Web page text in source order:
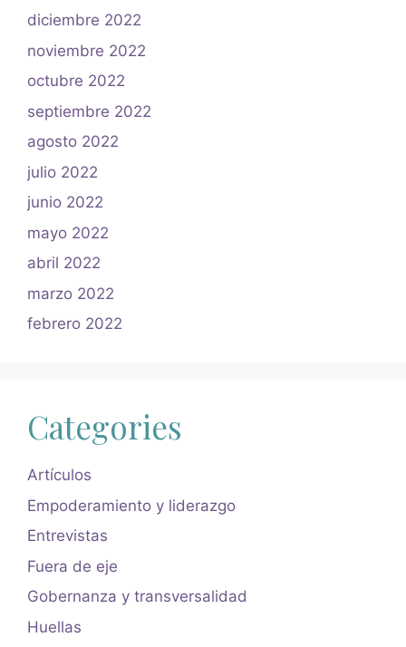
diciembre 2022
noviembre 2022
octubre 2022
septiembre 2022
agosto 2022
julio 2022
junio 2022
mayo 2022
abril 2022
marzo 2022
febrero 2022
Categories
Artículos
Empoderamiento y liderazgo
Entrevistas
Fuera de eje
Gobernanza y transversalidad
Huellas